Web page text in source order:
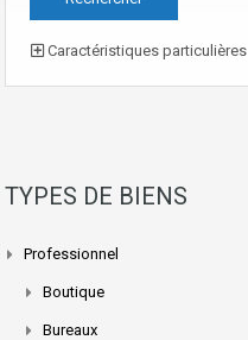
Caractéristiques particulières
TYPES DE BIENS
Professionnel
Boutique
Bureaux